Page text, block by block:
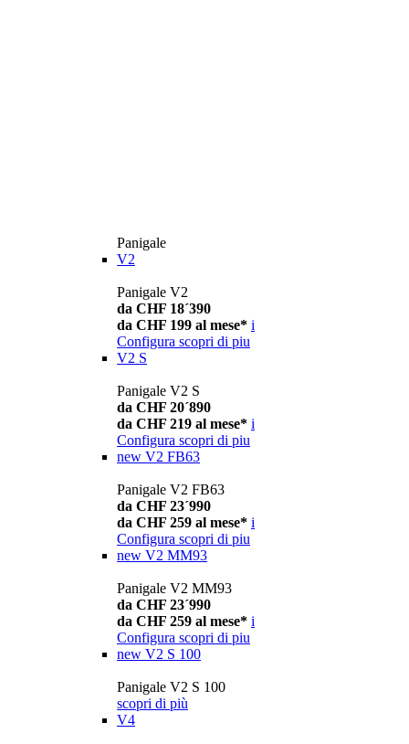
Panigale
V2
Panigale V2
da CHF 18´390
da CHF 199 al mese* i
Configura scopri di piu
V2 S
Panigale V2 S
da CHF 20´890
da CHF 219 al mese* i
Configura scopri di piu
new V2 FB63
Panigale V2 FB63
da CHF 23´990
da CHF 259 al mese* i
Configura scopri di piu
new V2 MM93
Panigale V2 MM93
da CHF 23´990
da CHF 259 al mese* i
Configura scopri di piu
new V2 S 100
Panigale V2 S 100
scopri di più
V4